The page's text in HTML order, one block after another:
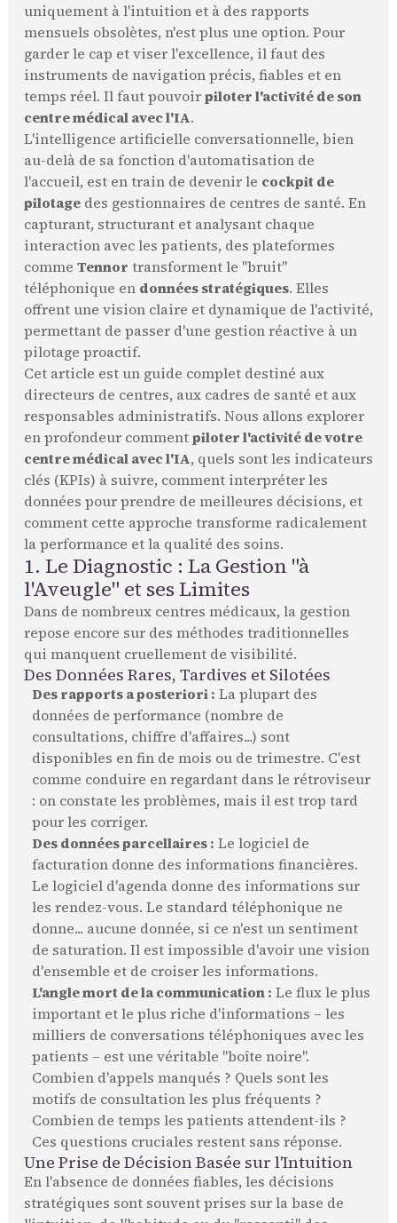
uniquement à l'intuition et à des rapports
mensuels obsolètes, n'est plus une option. Pour
garder le cap et viser l'excellence, il faut des
instruments de navigation précis, fiables et en
temps réel. Il faut pouvoirpiloter l'activité de son
centre médical avec l'IA.
L'intelligence artificielle conversationnelle, bien
au-delà de sa fonction d'automatisation de
l'accueil, est en train de devenir le cockpit de
pilotagedes gestionnaires de centres de santé. En
capturant, structurant et analysant chaque
interaction avec les patients, des plateformes
comme Tennor transforment le "bruit"
téléphonique en données stratégiques. Elles
offrent une vision claire et dynamique de l'activité,
permettant de passer d'une gestion réactive à un
pilotage proactif.
Cet article est un guide complet destiné aux
directeurs de centres, aux cadres de santé et aux
responsables administratifs. Nous allons explorer
en profondeur commentpiloter l'activité de votre
centre médical avec l'IA, quels sont les indicateurs
clés (KPIs) à suivre, comment interpréter les
données pour prendre de meilleures décisions, et
comment cette approche transforme radicalement
la performance et la qualité des soins.
1. Le Diagnostic : La Gestion "à
l'Aveugle" et ses Limites
Dans de nombreux centres médicaux, la gestion
repose encore sur des méthodes traditionnelles
qui manquent cruellement de visibilité.
Des Données Rares, Tardives et Silotées
Des rapports a posteriori : La plupart des
données de performance (nombre de
consultations, chiffre d'affaires...) sont
disponibles en fin de mois ou de trimestre. C'est
comme conduire en regardant dans le rétroviseur
: on constate les problèmes, mais il est trop tard
pour les corriger.
Des données parcellaires : Le logiciel de
facturation donne des informations financières.
Le logiciel d'agenda donne des informations sur
les rendez-vous. Le standard téléphonique ne
donne... aucune donnée, si ce n'est un sentiment
de saturation. Il est impossible d'avoir une vision
d'ensemble et de croiser les informations.
L'angle mort de la communication : Le flux le plus
important et le plus riche d'informations – les
milliers de conversations téléphoniques avec les
patients – est une véritable "boîte noire".
Combien d'appels manqués ? Quels sont les
motifs de consultation les plus fréquents ?
Combien de temps les patients attendent-ils ?
Ces questions cruciales restent sans réponse.
Une Prise de Décision Basée sur l'Intuition
En l'absence de données fiables, les décisions
stratégiques sont souvent prises sur la base de